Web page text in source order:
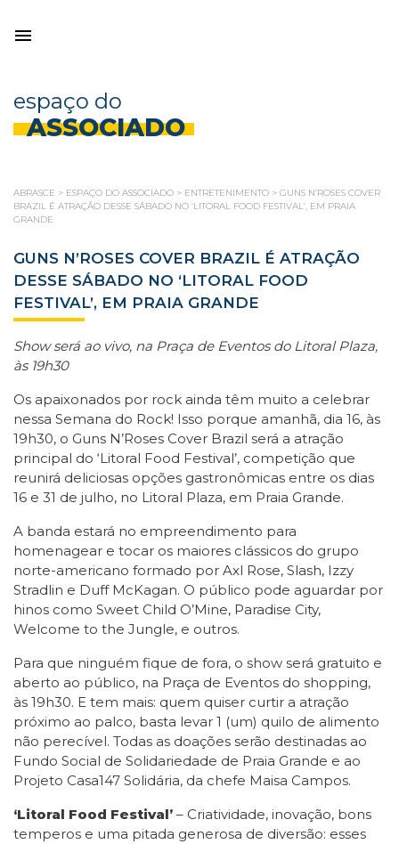
espaço do
ASSOCIADO
ABRASCE > ESPAÇO DO ASSOCIADO > ENTRETENIMENTO > GUNS N’ROSES COVER
BRAZIL É ATRAÇÃO DESSE SÁBADO NO ‘LITORAL FOOD FESTIVAL’, EM PRAIA
GRANDE
GUNS N’ROSES COVER BRAZIL É ATRAÇÃO
DESSE SÁBADO NO ‘LITORAL FOOD
FESTIVAL’, EM PRAIA GRANDE
Show será ao vivo, na Praça de Eventos do Litoral Plaza,
às 19h30
Os apaixonados por rock ainda têm muito a celebrar
nessa Semana do Rock! Isso porque amanhã, dia 16, às
19h30, o Guns N’Roses Cover Brazil será a atração
principal do ‘Litoral Food Festival’, competição que
reunirá deliciosas opções gastronômicas entre os dias
16 e 31 de julho, no Litoral Plaza, em Praia Grande.
A banda estará no empreendimento para
homenagear e tocar os maiores clássicos do grupo
norte-americano formado por Axl Rose, Slash, Izzy
Stradlin e Duff McKagan. O público pode aguardar por
hinos como Sweet Child O’Mine, Paradise City,
Welcome to the Jungle, e outros.
Para que ninguém fique de fora, o show será gratuito e
aberto ao público, na Praça de Eventos do shopping,
às 19h30. E tem mais: quem quiser curtir a atração
próximo ao palco, basta levar 1 (um) quilo de alimento
não perecível. Todas as doações serão destinadas ao
Fundo Social de Solidariedade de Praia Grande e ao
Projeto Casa147 Solidária, da chefe Maisa Campos.
‘Litoral Food Festival’ – Criatividade, inovação, bons
temperos e uma pitada generosa de diversão: esses